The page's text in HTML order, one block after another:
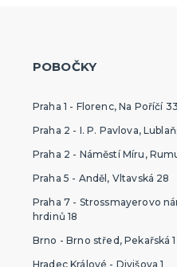
POBOČKY
Praha 1 - Florenc, Na Poříčí 33
Praha 2 - I. P. Pavlova,
Praha 2 - Náměstí Míru,
Praha 5 - Anděl, Vltavská 28
Praha 7 - Strossmayerovo
hrdinů 18
Brno - Brno střed, Pekařská
Hradec Králové - Divišova 1